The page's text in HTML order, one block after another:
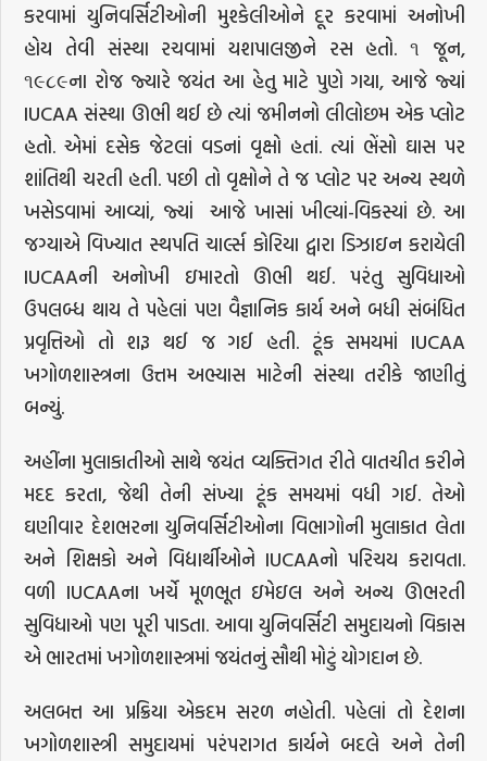
કરવામાં યુનિવર્સિટીઓની મુશ્કેલીઓને દૂર કરવામાં અનોખી
હોય તેવી સંસ્થા રચવામાં યશપાલજીને રસ હતો. ૧ જૂન,
૧૯૮૯ના રોજ જ્યારે જયંત આ હેતુ માટે પુણે ગયા, આજે જ્યાં
IUCAA સંસ્થા ઊભી થઈ છે ત્યાં જમીનનો લીલોછમ એક પ્લોટ
હતો. એમાં દસેક જેટલાં વડનાં વૃક્ષો હતાં. ત્યાં ભેંસો ઘાસ પર
શાંતિથી ચરતી હતી. પછી તો વૃક્ષોને તે જ પ્લોટ પર અન્ય સ્થળે
ખસેડવામાં આવ્યાં, જ્યાં આજે ખાસાં ખીલ્યાં-વિકસ્યાં છે. આ
જગ્યાએ વિખ્યાત સ્થપતિ ચાર્લ્સ કોરિયા દ્વારા ડિઝાઇન કરાયેલી
IUCAAની અનોખી ઇમારતો ઊભી થઈ. પરંતુ સુવિધાઓ
ઉપલબ્ધ થાય તે પહેલાં પણ વૈજ્ઞાનિક કાર્ય અને બધી સંબંધિત
પ્રવૃત્તિઓ તો શરૂ થઈ જ ગઈ હતી. ટૂંક સમયમાં IUCAA
ખગોળશાસ્ત્રના ઉત્તમ અભ્યાસ માટેની સંસ્થા તરીકે જાણીતું
બન્યું.
અહીંના મુલાકાતીઓ સાથે જયંત વ્યક્તિગત રીતે વાતચીત કરીને
મદદ કરતા, જેથી તેની સંખ્યા ટૂંક સમયમાં વધી ગઈ. તેઓ
ઘણીવાર દેશભરના યુનિવર્સિટીઓના વિભાગોની મુલાકાત લેતા
અને શિક્ષકો અને વિદ્યાર્થીઓને IUCAAનો પરિચય કરાવતા.
વળી IUCAAના ખર્ચે મૂળભૂત ઇમેઇલ અને અન્ય ઊભરતી
સુવિધાઓ પણ પૂરી પાડતા. આવા યુનિવર્સિટી સમુદાયનો વિકાસ
એ ભારતમાં ખગોળશાસ્ત્રમાં જયંતનું સૌથી મોટું યોગદાન છે.
અલબત્ત આ પ્રક્રિયા એકદમ સરળ નહોતી. પહેલાં તો દેશના
ખગોળશાસ્ત્રી સમુદાયમાં પરંપરાગત કાર્યને બદલે અને તેની